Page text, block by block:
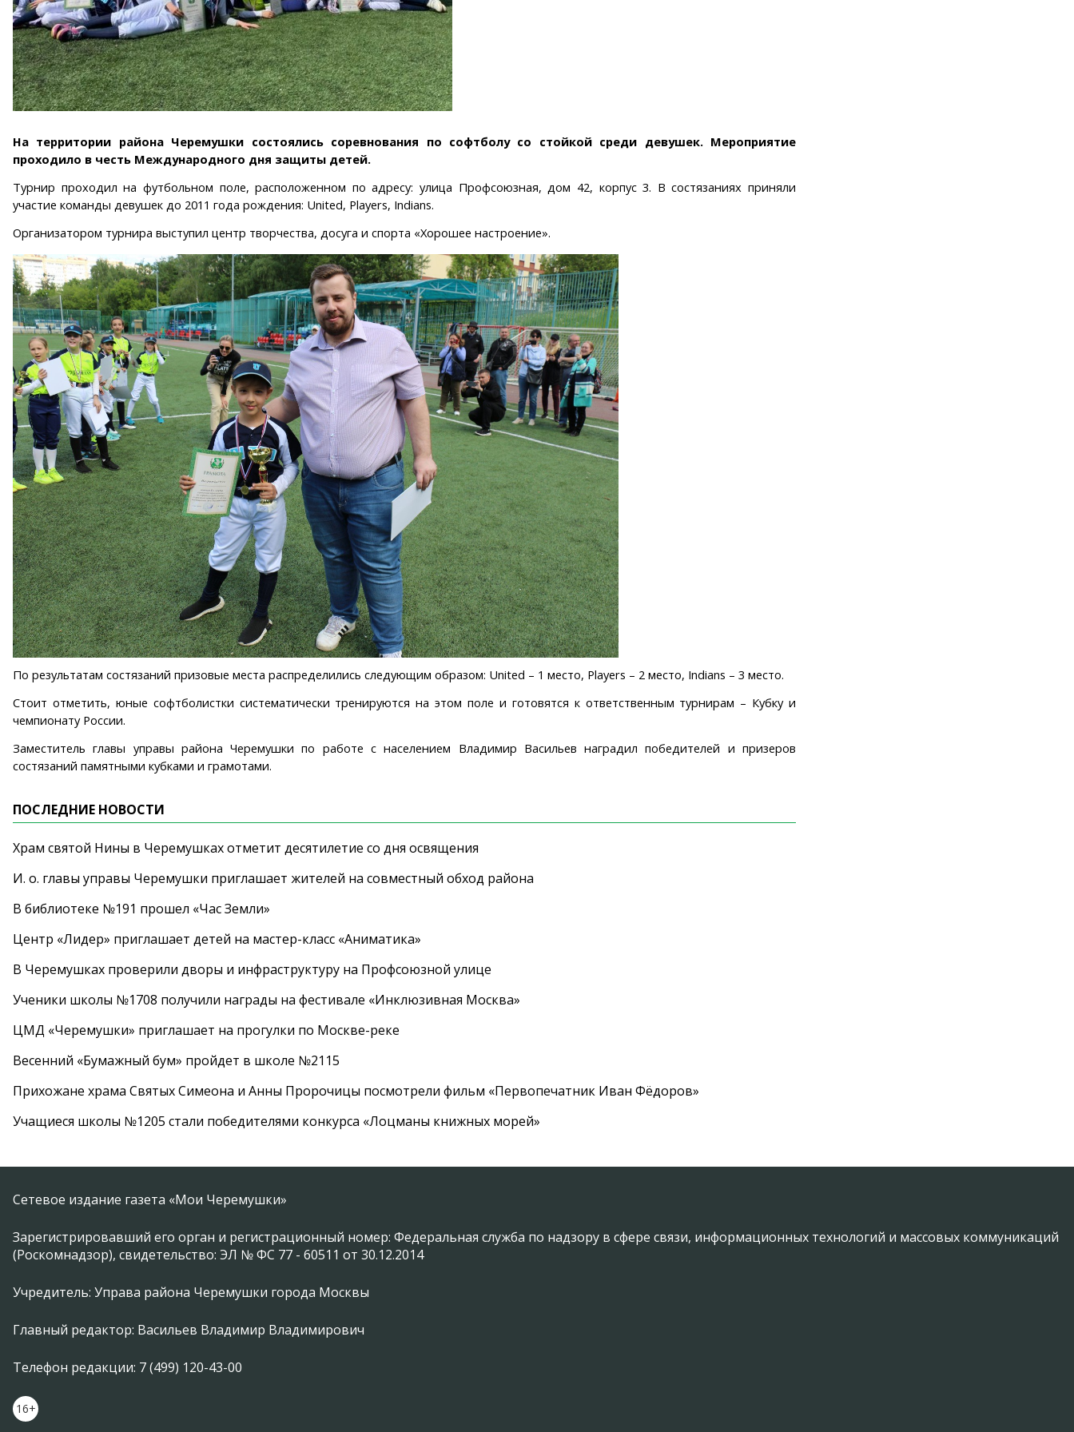
На территории района Черемушки состоялись соревнования по софтболу со стойкой среди девушек. Мероприятие
проходило в честь Международного дня защиты детей.
Турнир проходил на футбольном поле, расположенном по адресу: улица Профсоюзная, дом 42, корпус 3. В состязаниях приняли
участие команды девушек до 2011 года рождения: United, Players, Indians.
Организатором турнира выступил центр творчества, досуга и спорта «Хорошее настроение».
По результатам состязаний призовые места распределились следующим образом: United – 1 место, Players – 2 место, Indians – 3 место.
Стоит отметить, юные софтболистки систематически тренируются на этом поле и готовятся к ответственным турнирам – Кубку и
чемпионату России.
Заместитель главы управы района Черемушки по работе с населением Владимир Васильев наградил победителей и призеров
состязаний памятными кубками и грамотами.
ПОСЛЕДНИЕ НОВОСТИ
Храм святой Нины в Черемушках отметит десятилетие со дня освящения
И. о. главы управы Черемушки приглашает жителей на совместный обход района
В библиотеке №191 прошел «Час Земли»
Центр «Лидер» приглашает детей на мастер-класс «Аниматика»
В Черемушках проверили дворы и инфраструктуру на Профсоюзной улице
Ученики школы №1708 получили награды на фестивале «Инклюзивная Москва»
ЦМД «Черемушки» приглашает на прогулки по Москве-реке
Весенний «Бумажный бум» пройдет в школе №2115
Прихожане храма Святых Симеона и Анны Пророчицы посмотрели фильм «Первопечатник Иван Фёдоров»
Учащиеся школы №1205 стали победителями конкурса «Лоцманы книжных морей»
Сетевое издание газета «Мои Черемушки»
Зарегистрировавший его орган и регистрационный номер: Федеральная служба по надзору в сфере связи, информационных технологий и массовых коммуникаций
(Роскомнадзор), свидетельство: ЭЛ № ФС 77 - 60511 от 30.12.2014
Учредитель: Управа района Черемушки города Москвы
Главный редактор: Васильев Владимир Владимирович
Телефон редакции: 7 (499) 120-43-00
16+